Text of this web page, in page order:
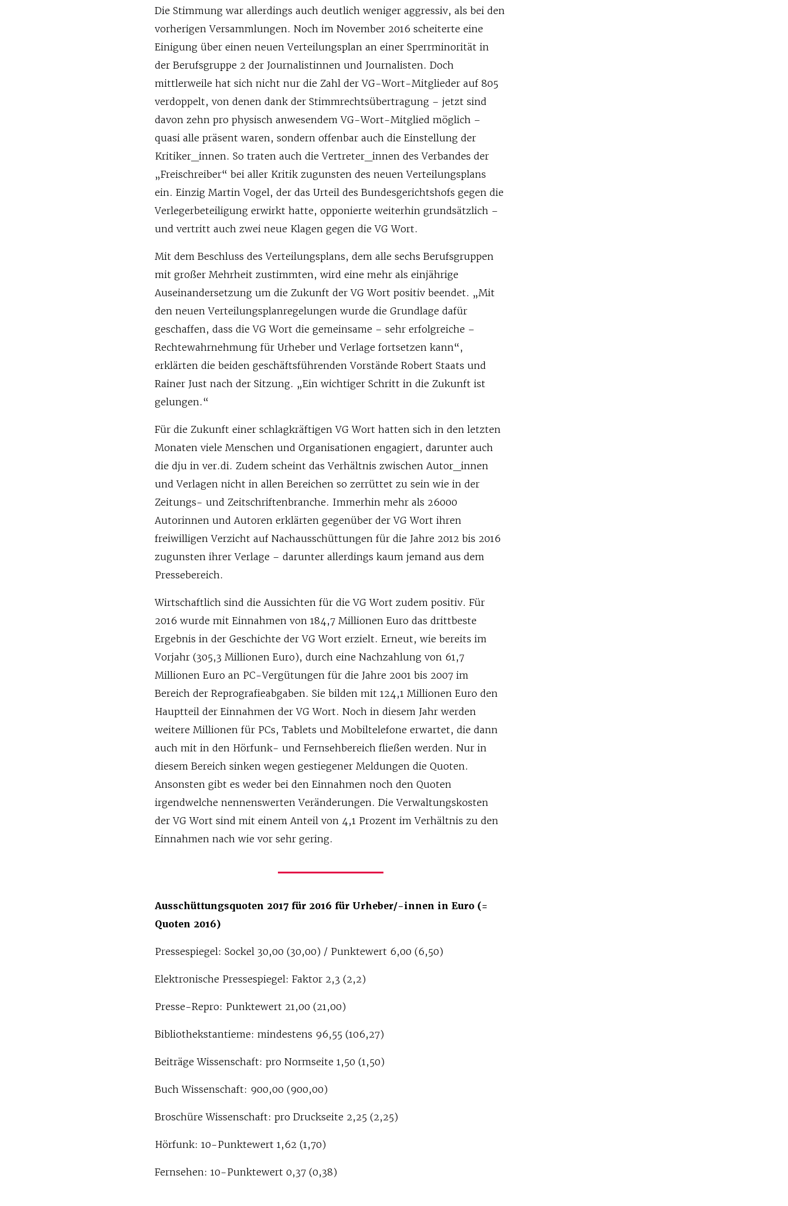
Die Stimmung war allerdings auch deutlich weniger aggressiv, als bei den
vorherigen Versammlungen. Noch im November 2016 scheiterte eine
Einigung über einen neuen Verteilungsplan an einer Sperrminorität in
der Berufsgruppe 2 der Journalistinnen und Journalisten. Doch
mittlerweile hat sich nicht nur die Zahl der VG-Wort-Mitglieder auf 805
verdoppelt, von denen dank der Stimmrechtsübertragung – jetzt sind
davon zehn pro physisch anwesendem VG-Wort-Mitglied möglich –
quasi alle präsent waren, sondern offenbar auch die Einstellung der
Kritiker_innen. So traten auch die Vertreter_innen des Verbandes der
„Freischreiber“ bei aller Kritik zugunsten des neuen Verteilungsplans
ein. Einzig Martin Vogel, der das Urteil des Bundesgerichtshofs gegen die
Verlegerbeteiligung erwirkt hatte, opponierte weiterhin grundsätzlich –
und vertritt auch zwei neue Klagen gegen die VG Wort.
Mit dem Beschluss des Verteilungsplans, dem alle sechs Berufsgruppen
mit großer Mehrheit zustimmten, wird eine mehr als einjährige
Auseinandersetzung um die Zukunft der VG Wort positiv beendet. „Mit
den neuen Verteilungsplanregelungen wurde die Grundlage dafür
geschaffen, dass die VG Wort die gemeinsame – sehr erfolgreiche –
Rechtewahrnehmung für Urheber und Verlage fortsetzen kann“,
erklärten die beiden geschäftsführenden Vorstände Robert Staats und
Rainer Just nach der Sitzung. „Ein wichtiger Schritt in die Zukunft ist
gelungen.“
Für die Zukunft einer schlagkräftigen VG Wort hatten sich in den letzten
Monaten viele Menschen und Organisationen engagiert, darunter auch
die dju in ver.di. Zudem scheint das Verhältnis zwischen Autor_innen
und Verlagen nicht in allen Bereichen so zerrüttet zu sein wie in der
Zeitungs- und Zeitschriftenbranche. Immerhin mehr als 26000
Autorinnen und Autoren erklärten gegenüber der VG Wort ihren
freiwilligen Verzicht auf Nachausschüttungen für die Jahre 2012 bis 2016
zugunsten ihrer Verlage – darunter allerdings kaum jemand aus dem
Pressebereich.
Wirtschaftlich sind die Aussichten für die VG Wort zudem positiv. Für
2016 wurde mit Einnahmen von 184,7 Millionen Euro das drittbeste
Ergebnis in der Geschichte der VG Wort erzielt. Erneut, wie bereits im
Vorjahr (305,3 Millionen Euro), durch eine Nachzahlung von 61,7
Millionen Euro an PC-Vergütungen für die Jahre 2001 bis 2007 im
Bereich der Reprografieabgaben. Sie bilden mit 124,1 Millionen Euro den
Hauptteil der Einnahmen der VG Wort. Noch in diesem Jahr werden
weitere Millionen für PCs, Tablets und Mobiltelefone erwartet, die dann
auch mit in den Hörfunk- und Fernsehbereich fließen werden. Nur in
diesem Bereich sinken wegen gestiegener Meldungen die Quoten.
Ansonsten gibt es weder bei den Einnahmen noch den Quoten
irgendwelche nennenswerten Veränderungen. Die Verwaltungskosten
der VG Wort sind mit einem Anteil von 4,1 Prozent im Verhältnis zu den
Einnahmen nach wie vor sehr gering.
Ausschüttungsquoten 2017 für 2016 für Urheber/-innen in Euro (=
Quoten 2016)
Pressespiegel: Sockel 30,00 (30,00) / Punktewert 6,00 (6,50)
Elektronische Pressespiegel: Faktor 2,3 (2,2)
Presse-Repro: Punktewert 21,00 (21,00)
Bibliothekstantieme: mindestens 96,55 (106,27)
Beiträge Wissenschaft: pro Normseite 1,50 (1,50)
Buch Wissenschaft: 900,00 (900,00)
Broschüre Wissenschaft: pro Druckseite 2,25 (2,25)
Hörfunk: 10-Punktewert 1,62 (1,70)
Fernsehen: 10-Punktewert 0,37 (0,38)